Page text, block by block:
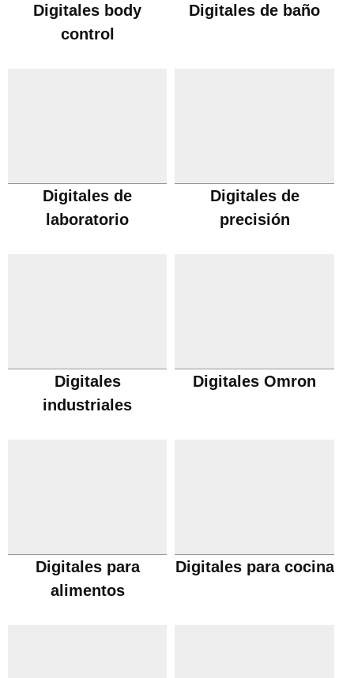
Digitales body
control
Digitales de baño
Digitales de
laboratorio
Digitales de
precisión
Digitales
industriales
Digitales Omron
Digitales para
alimentos
Digitales para cocina